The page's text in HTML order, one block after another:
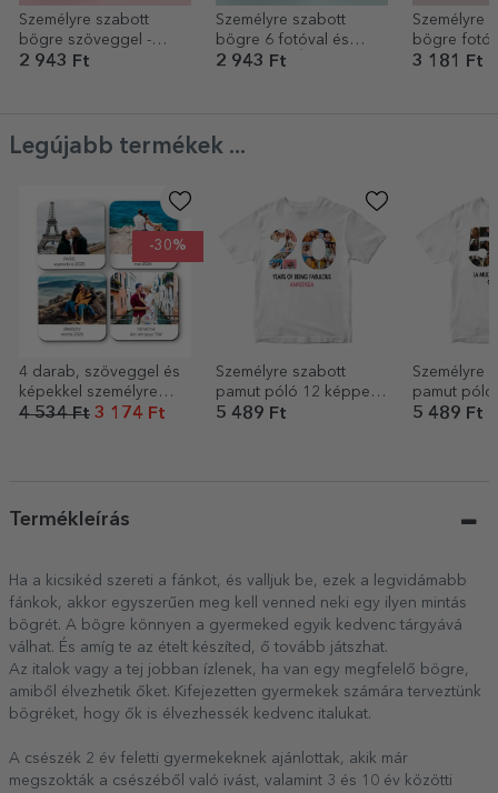
Személyre szabott
bögre szöveggel -
Művész
2 943 Ft
Személyre szabott
bögre 6 fotóval és
üzenettel – Érettségi
2 943 Ft
Személyre
bögre
szöveggel
3 181 Ft
Legújabb termékek ...
-30%
4 darab, szöveggel és
képekkel személyre
szabott pohártartó
4 534 Ft 3 174 Ft
Személyre szabott
pamut póló 12 képpel
és üzenettel – 20 éves
5 489 Ft
Személyre
pamut
és
5 489 Ft
Termékleírás
Ha a kicsikéd szereti a fánkot, és valljuk be, ezek a legvidámabb
fánkok, akkor egyszerűen meg kell venned neki egy ilyen mintás
bögrét. A bögre könnyen a gyermeked egyik kedvenc tárgyává
válhat. És amíg te az ételt készíted, ő tovább játszhat.
Az italok vagy a tej jobban ízlenek, ha van egy megfelelő bögre,
amiből élvezhetik őket. Kifejezetten gyermekek számára terveztünk
bögréket, hogy ők is élvezhessék kedvenc italukat.
A csészék 2 év feletti gyermekeknek ajánlottak, akik már
megszokták a csészéből való ivást, valamint 3 és 10 év közötti